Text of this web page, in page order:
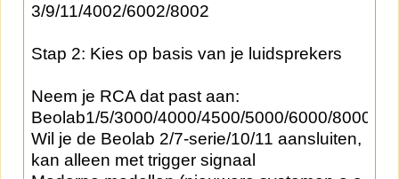
3/9/11/4002/6002/8002
Stap 2: Kies op basis van je luidsprekers
Neem je RCA dat past aan:
Beolab1/5/3000/4000/4500/5000/6000/8000/
Wil je de Beolab 2/7-serie/10/11 aansluiten,
kan alleen met trigger signaal